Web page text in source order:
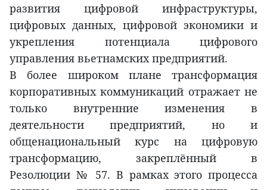
развития цифровой инфраструктуры,
цифровых данных, цифровой экономики и
укрепления потенциала цифрового
управления вьетнамских предприятий.
В более широком плане трансформация
корпоративных коммуникаций отражает не
только внутренние изменения в
деятельности предприятий, но и
общенациональный курс на цифровую
трансформацию, закреплённый в
Резолюции № 57. В рамках этого процесса